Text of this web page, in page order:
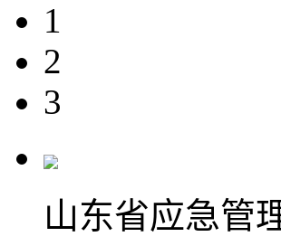
1
2
3
山东省应急管